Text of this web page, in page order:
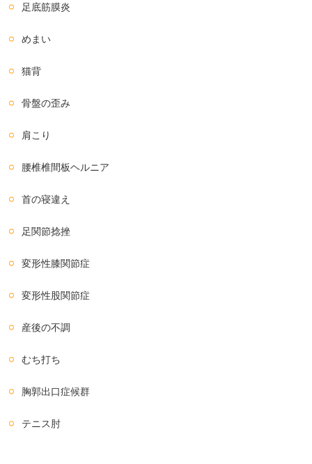
足底筋膜炎
めまい
猫背
骨盤の歪み
肩こり
腰椎椎間板ヘルニア
首の寝違え
足関節捻挫
変形性膝関節症
変形性股関節症
産後の不調
むち打ち
胸郭出口症候群
テニス肘